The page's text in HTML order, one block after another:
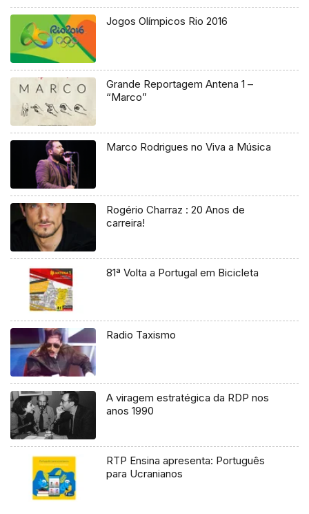
Jogos Olímpicos Rio 2016
Grande Reportagem Antena 1 –
“Marco”
Marco Rodrigues no Viva a Música
Rogério Charraz : 20 Anos de
carreira!
81ª Volta a Portugal em Bicicleta
Radio Taxismo
A viragem estratégica da RDP nos
anos 1990
RTP Ensina apresenta: Português
para Ucranianos